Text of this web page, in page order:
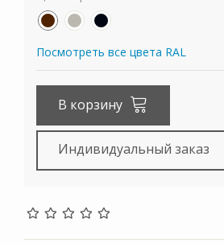
Посмотреть все цвета RAL
В корзину
Индивидуальный заказ